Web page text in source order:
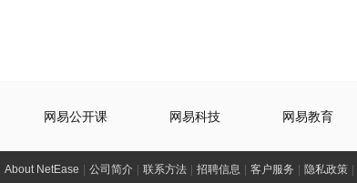
网易公开课 网易科技 网易教育
About NetEase 公司简介 联系方法 招聘信息 客户服务 隐私政策